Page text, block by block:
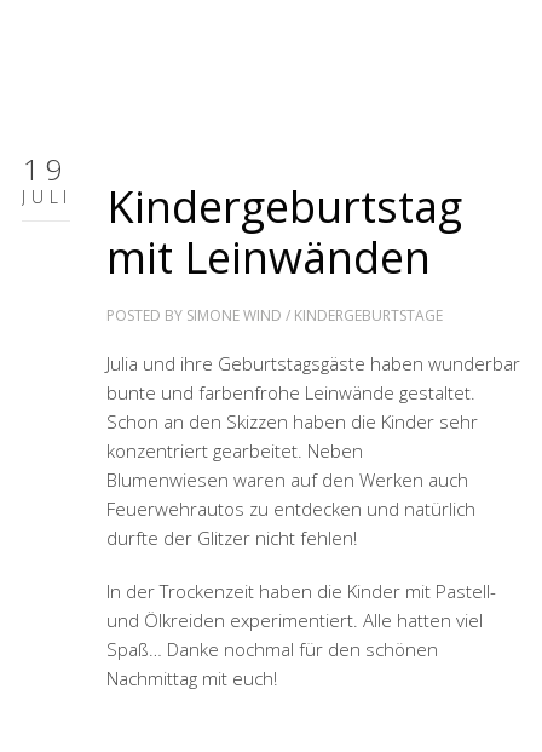
19
JULI
Kindergeburtstag
mit Leinwänden
POSTED BY SIMONE WIND / KINDERGEBURTSTAGE
Julia und ihre Geburtstagsgäste haben wunderbar
bunte und farbenfrohe Leinwände gestaltet.
Schon an den Skizzen haben die Kinder sehr
konzentriert gearbeitet. Neben
Blumenwiesen waren auf den Werken auch
Feuerwehrautos zu entdecken und natürlich
durfte der Glitzer nicht fehlen!
In der Trockenzeit haben die Kinder mit Pastell-
und Ölkreiden experimentiert. Alle hatten viel
Spaß… Danke nochmal für den schönen
Nachmittag mit euch!